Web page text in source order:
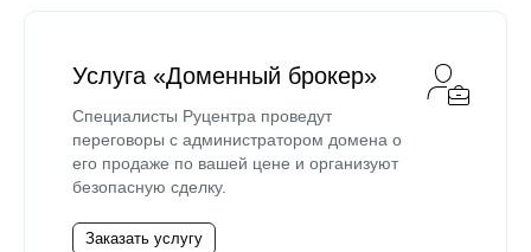
Услуга «Доменный брокер»
Специалисты Руцентра проведут
переговоры с администратором домена о
его продаже по вашей цене и организуют
безопасную сделку.
Заказать услугу